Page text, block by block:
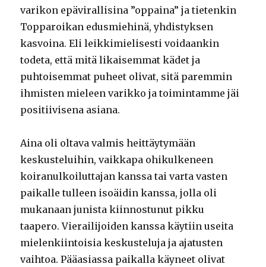
varikon epävirallisina ”oppaina” ja tietenkin
Topparoikan edusmiehinä, yhdistyksen
kasvoina. Eli leikkimielisesti voidaankin
todeta, että mitä likaisemmat kädet ja
puhtoisemmat puheet olivat, sitä paremmin
ihmisten mieleen varikko ja toimintamme jäi
positiivisena asiana.
Aina oli oltava valmis heittäytymään
keskusteluihin, vaikkapa ohikulkeneen
koiranulkoiluttajan kanssa tai varta vasten
paikalle tulleen isoäidin kanssa, jolla oli
mukanaan junista kiinnostunut pikku
taapero. Vierailijoiden kanssa käytiin useita
mielenkiintoisia keskusteluja ja ajatusten
vaihtoa. Pääasiassa paikalla käyneet olivat